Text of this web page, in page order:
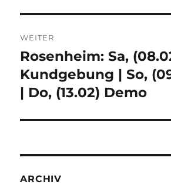
WEITER
Nächster
Beitrag:
Rosenheim: Sa,
Kundgebung | So,
| Do, (13.02) Demo
ARCHIV